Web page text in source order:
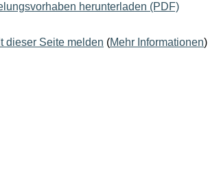
herunterladen (PDF)
dieser Seite melden (Mehr Informationen)